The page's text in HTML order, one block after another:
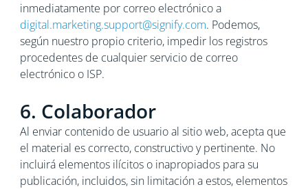
inmediatamente por correo electrónico a
digital.marketing.support@signify.com. Podemos,
según nuestro propio criterio, impedir los registros
procedentes de cualquier servicio de correo
electrónico o ISP.
6. Colaborador
Al enviar contenido de usuario al sitio web, acepta que
el material es correcto, constructivo y pertinente. No
incluirá elementos ilícitos o inapropiados para su
publicación, incluidos, sin limitación a estos, elementos